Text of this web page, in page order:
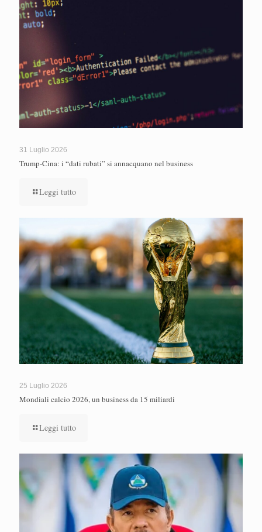
31 Luglio 2026
Trump-Cina: i “dati rubati” si annacquano nel business
Leggi tutto
25 Luglio 2026
Mondiali calcio 2026, un business da 15 miliardi
Leggi tutto